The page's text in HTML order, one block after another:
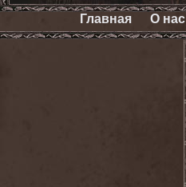
Главная О нас